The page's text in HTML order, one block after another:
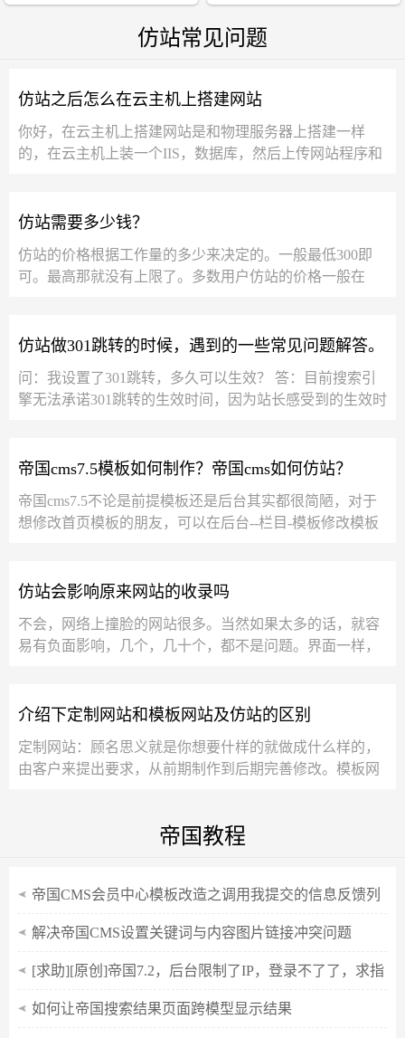
仿站常见问题
仿站之后怎么在云主机上搭建网站
你好，在云主机上搭建网站是和物理服务器上搭建一样
的，在云主机上装一个IIS，数据库，然后上传网站程序和
仿站需要多少钱？
仿站的价格根据工作量的多少来决定的。一般最低300即
可。最高那就没有上限了。多数用户仿站的价格一般在
仿站做301跳转的时候，遇到的一些常见问题解答。
问：我设置了301跳转，多久可以生效？ 答：目前搜索引
擎无法承诺301跳转的生效时间，因为站长感受到的生效时
帝国cms7.5模板如何制作？帝国cms如何仿站？
帝国cms7.5不论是前提模板还是后台其实都很简陋，对于
想修改首页模板的朋友，可以在后台--栏目-模板修改模板
仿站会影响原来网站的收录吗
不会，网络上撞脸的网站很多。当然如果太多的话，就容
易有负面影响，几个，几十个，都不是问题。界面一样，
介绍下定制网站和模板网站及仿站的区别
定制网站：顾名思义就是你想要什样的就做成什么样的，
由客户来提出要求，从前期制作到后期完善修改。模板网
帝国教程
帝国CMS会员中心模板改造之调用我提交的信息反馈列
表
解决帝国CMS设置关键词与内容图片链接冲突问题
[求助][原创]帝国7.2，后台限制了IP，登录不了了，求指
教。
如何让帝国搜索结果页面跨模型显示结果